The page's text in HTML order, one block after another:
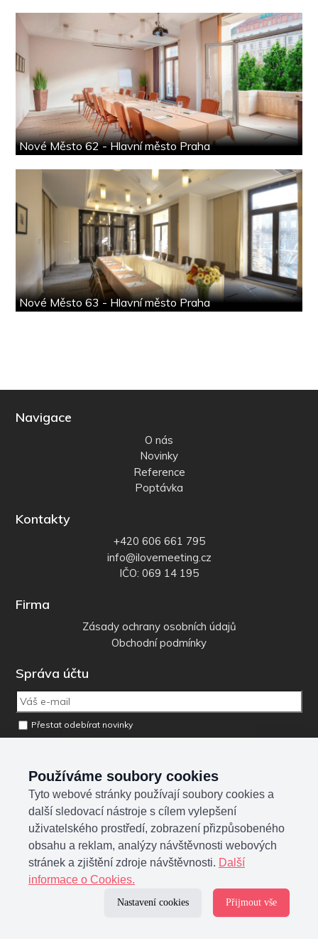
Nové Město 62 - Hlavní město Praha
Nové Město 63 - Hlavní město Praha
Navigace
O nás
Novinky
Reference
Poptávka
Kontakty
+420 606 661 795
info@ilovemeeting.cz
IČO: 069 14 195
Firma
Zásady ochrany osobních údajů
Obchodní podmínky
Správa účtu
Přestat odebírat novinky
Sociální sítě
Používáme soubory cookies
Tyto webové stránky používají soubory cookies a
další sledovací nástroje s cílem vylepšení
uživatelského prostředí, zobrazení přizpůsobeného
obsahu a reklam, analýzy návštěvnosti webových
stránek a zjištění zdroje návštěvnosti. Další
informace o Cookies.
Nastavení cookies Přijmout vše